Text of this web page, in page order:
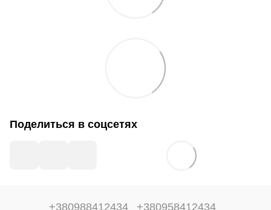
Поделиться в соцсетях
+380988412434 +380958412434